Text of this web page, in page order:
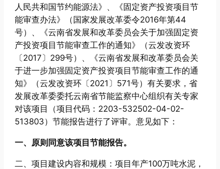
人民共和国节约能源法》、《固定资产投资项目节
能审查办法》（国家发展改革委令2016年第44
号）、《云南省发展和改革委员会关于加强固定资
产投资项目节能审查工作的通知》（云发改资环
〔2017〕299号）、《云南省发展和改革委员会关
于进一步加强固定资产投资项目节能审查工作的通
知》（云发改资环〔2021〕571号）有关要求，省
发展改革委委托云南省节能监察中心组织有关专家
对该项目（项目代码：2203-532502-04-02-
513803）节能报告进行了评审。意见如下：
一、原则同意该项目节能报告。
二、项目建设内容和规模：项目年产100万吨水泥，